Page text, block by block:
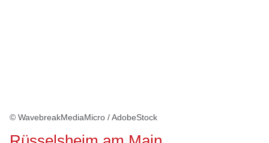
© WavebreakMediaMicro / AdobeStock